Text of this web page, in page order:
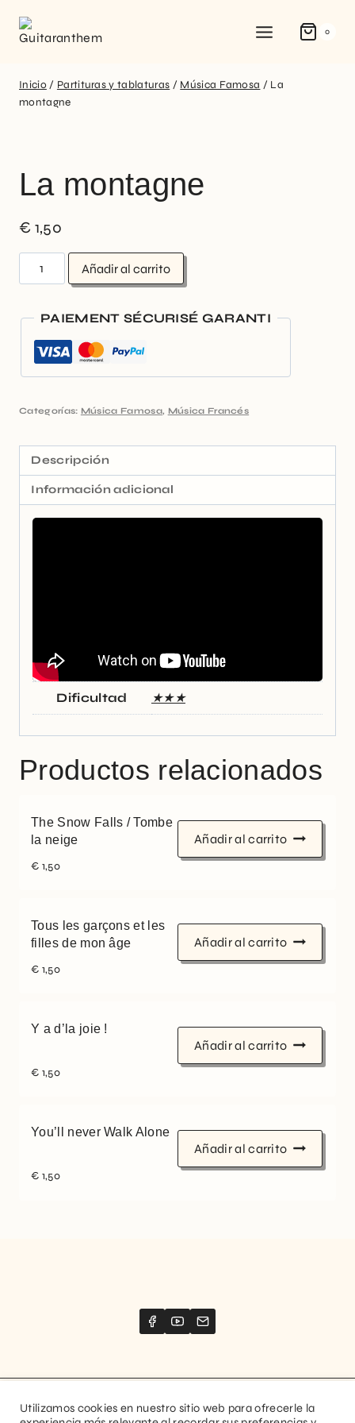
0
Inicio / Partituras y tablaturas / Música Famosa / La
montagne
La montagne
€ 1,50
Añadir al carrito
PAIEMENT SÉCURISÉ GARANTI
Categorías: Música Famosa, Música Francés
Descripción
Información adicional
Dificultad ★★★
Productos relacionados
The Snow Falls / Tombe
la neige
€ 1,50
Añadir al carrito
Tous les garçons et les
filles de mon âge
€ 1,50
Añadir al carrito
Y a d’la joie !
€ 1,50
Añadir al carrito
You’ll never Walk Alone
€ 1,50
Añadir al carrito
Utilizamos cookies en nuestro sitio web para ofrecerle la